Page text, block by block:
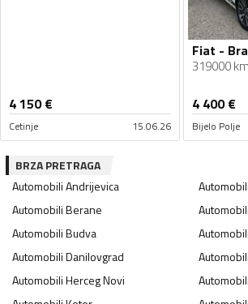
4 150€
Cetinje 15.06.26
Fiat -
319000 km
4 400€
Bijelo Polje
BRZA PRETRAGA
AutomobiliAndrijevica Automobili
AutomobiliBerane Automobili
AutomobiliBudva Automobili
AutomobiliDanilovgrad Automobili
AutomobiliHerceg Novi Automobili